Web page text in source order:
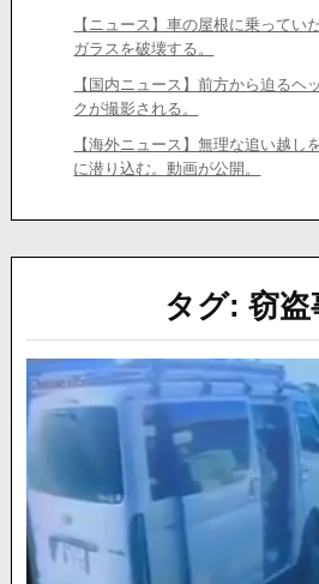
【ニュース】車の屋根に乗ってい
ガラスを破壊する。
【国内ニュース】前方から迫るヘ
クが撮影される。
【海外ニュース】無理な追い越し
に潜り込む。動画が公開。
タグ: 窃盗